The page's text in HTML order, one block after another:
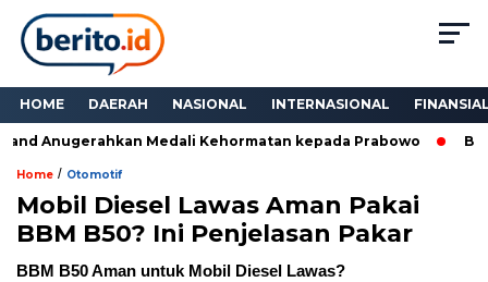
HOME DAERAH NASIONAL INTERNASIONAL
Anugerahkan Medali Kehormatan kepada Prabowo
Home / Otomotif
Mobil Diesel Lawas Aman Pakai
BBM B50? Ini Penjelasan Pakar
BBM B50 Aman untuk Mobil Diesel Lawas?